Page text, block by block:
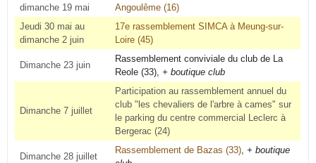
dimanche 19 mai
Angoulême (16)
Jeudi 30 mai au
dimanche 2 juin
17e rassemblement SIMCA à Meung-sur-
Loire (45)
Dimanche 23 juin
Rassemblement conviviale du club de La
Reole (33), + boutique club
Dimanche 7 juillet
Participation au rassemblement annuel du
club "les chevaliers de l'arbre à cames" sur
le parking du centre commercial Leclerc à
Bergerac (24)
Dimanche 28 juillet
Rassemblement de Bazas (33), + boutique